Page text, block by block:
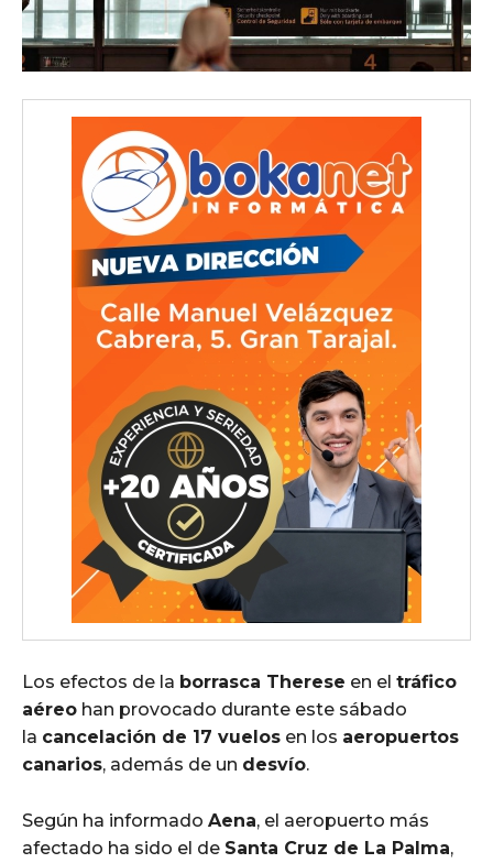
Los efectos de la borrasca Therese en el tráfico
aéreo han provocado durante este sábado
la cancelación de 17 vuelos en los aeropuertos
canarios, además de un desvío.
Según ha informado Aena, el aeropuerto más
afectado ha sido el de Santa Cruz de La Palma,